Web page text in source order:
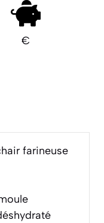
€
farineuse